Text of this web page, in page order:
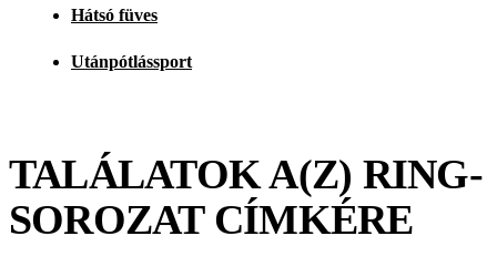
Hátsó füves
Utánpótlássport
TALÁLATOK A(Z) RING-
SOROZATCÍMKÉRE